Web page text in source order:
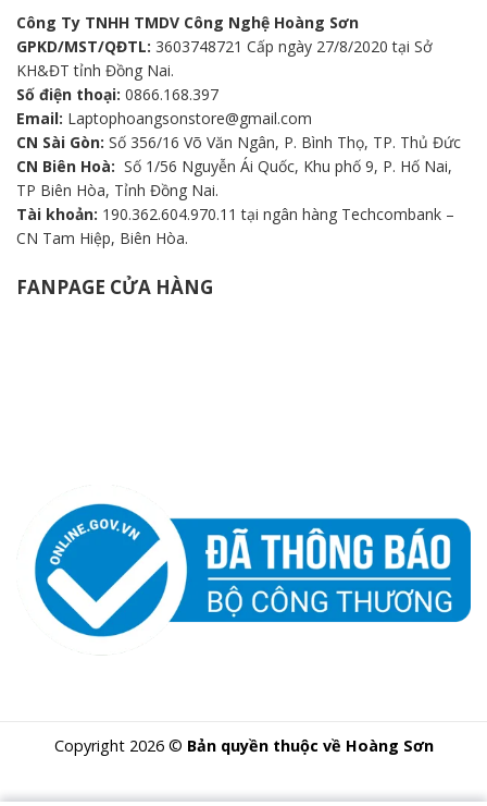
Công Ty TNHH TMDV Công Nghệ Hoàng Sơn
GPKD/MST/QĐTL: 3603748721 Cấp ngày 27/8/2020 tại Sở
KH&ĐT tỉnh Đồng Nai.
Số điện thoại: 0866.168.397
Email: Laptophoangsonstore@gmail.com
CN Sài Gòn: Số 356/16 Võ Văn Ngân, P. Bình Thọ, TP. Thủ Đức
CN Biên Hoà: Số 1/56 Nguyễn Ái Quốc, Khu phố 9, P. Hố Nai,
TP Biên Hòa, Tỉnh Đồng Nai.
Tài khoản: 190.362.604.970.11 tại ngân hàng Techcombank –
CN Tam Hiệp, Biên Hòa.
FANPAGE CỬA HÀNG
Copyright 2026 © Bản quyền thuộc về Hoàng Sơn